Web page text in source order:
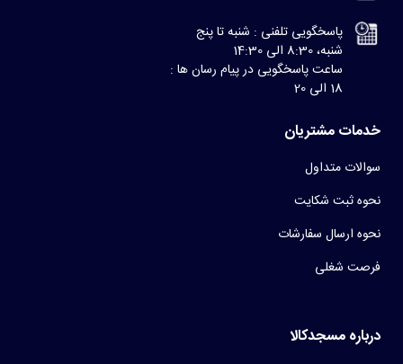
پاسخگویی تلفنی : شنبه تا پنج
شنبه، 8:30 الی 14:30
ساعت پاسخگویی در پیام رسان ها :
18 الی 20
خدمات مشتریان
سوالات متداول
نحوه ثبت شکایت
نحوه ارسال سفارشات
فرصت شغلی
درباره مسجدکالا